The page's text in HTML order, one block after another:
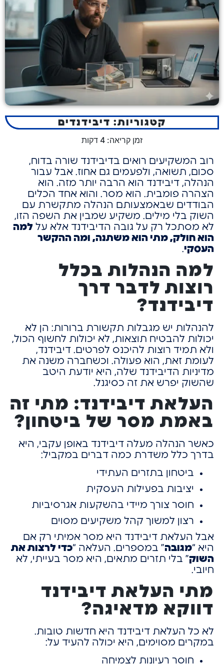
קטגוריות: דיבידנדים
זמן קריאה: 4 דקות
רוב המשקיעים רואים בדיבידנד שורה בדוח,
סכום, תשואה, ולפעמים גם אחוז. אבל עבור
הנהלה, דיבידנד הוא הרבה יותר מזה. הוא
הצהרה פומבית. הוא מסר. והוא אחד הכלים
הבודדים שבאמצעותם הנהלה מתקשרת עם
השוק בלי מילים. משקיע שמבין את השפה הזו,
לא מסתכל רק על גובה הדיבידנד אלא על למה
הוא חולק, מתי הוא משתנה, ומה ההקשר
העסקי.
למה הנהלות בכלל
רוצות לדבר דרך
דיבידנד?
להנהלות יש מגבלות תקשורת ברורות: הן לא
יכולות להבטיח תוצאות, לא יכולות לחשוף הכול,
ולא תמיד רוצות להיכנס לפרטים. דיבידנד,
לעומת זאת, הוא פעולה. וכשחברה משנה את
מדיניות הדיבידנד שלה, היא יודעת היטב
שהשוק יפרש את זה כסיגנל.
העלאת דיבידנד: מתי זה
באמת מסר של ביטחון?
כאשר הנהלה מעלה דיבידנד באופן עקבי, היא
בדרך כלל משדרת כמה דברים במקביל:
ביטחון בתזרים העתידי
יציבות בפעילות העסקית
חוסר צורך מיידי בהשקעות אגרסיביות
רצון למשוך קהל משקיעים מסוים
אבל העלאת דיבידנד היא מסר אמיתי רק אם
היא “מגובה” במספרים. העלאה “כדי לרצות את
השוק” בלי תזרים מתאים, היא מסר בעייתי, לא
חיובי.
מתי העלאת דיבידנד
דווקא מדאיגה?
לא כל העלאת דיבידנד היא חדשות טובות.
במקרים מסוימים, היא יכולה להעיד על:
חוסר רעיונות לצמיחה